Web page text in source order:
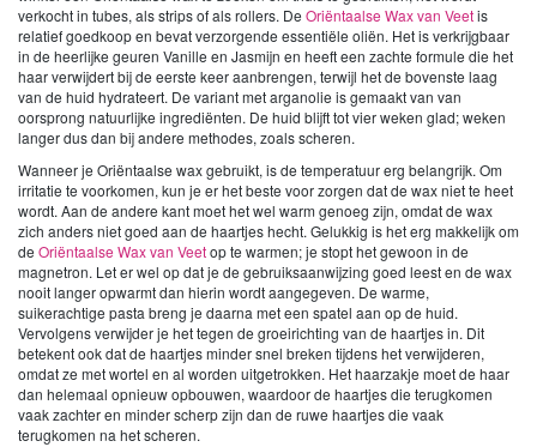
verkocht in tubes, als strips of als rollers. De Oriëntaalse Wax van Veetis
relatief goedkoop en bevat verzorgende essentiële oliën. Het is verkrijgbaar
in de heerlijke geuren Vanille en Jasmijn en heeft een zachte formule die het
haar verwijdert bij de eerste keer aanbrengen, terwijl het de bovenste laag
van de huid hydrateert. De variant met arganolie is gemaakt van van
oorsprong natuurlijke ingrediënten. De huid blijft tot vier weken glad; weken
langer dus dan bij andere methodes, zoals scheren.
Wanneer je Oriëntaalse wax gebruikt, is de temperatuur erg belangrijk. Om
irritatie te voorkomen, kun je er het beste voor zorgen dat de wax niet te heet
wordt. Aan de andere kant moet het wel warm genoeg zijn, omdat de wax
zich anders niet goed aan de haartjes hecht. Gelukkig is het erg makkelijk om
de Oriëntaalse Wax van Veetop te warmen; je stopt het gewoon in de
magnetron. Let er wel op dat je de gebruiksaanwijzing goed leest en de wax
nooit langer opwarmt dan hierin wordt aangegeven. De warme,
suikerachtige pasta breng je daarna met een spatel aan op de huid.
Vervolgens verwijder je het tegen de groeirichting van de haartjes in. Dit
betekent ook dat de haartjes minder snel breken tijdens het verwijderen,
omdat ze met wortel en al worden uitgetrokken. Het haarzakje moet de haar
dan helemaal opnieuw opbouwen, waardoor de haartjes die terugkomen
vaak zachter en minder scherp zijn dan de ruwe haartjes die vaak
terugkomen na het scheren.